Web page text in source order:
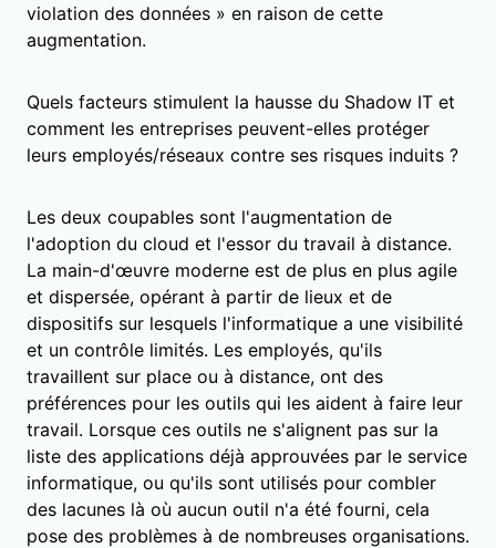
violation des données » en raison de cette
augmentation.
Quels facteurs stimulent la hausse du Shadow IT et
comment les entreprises peuvent-elles protéger
leurs employés/réseaux contre ses risques induits ?
Les deux coupables sont l'augmentation de
l'adoption du cloud et l'essor du travail à distance.
La main-d'œuvre moderne est de plus en plus agile
et dispersée, opérant à partir de lieux et de
dispositifs sur lesquels l'informatique a une visibilité
et un contrôle limités. Les employés, qu'ils
travaillent sur place ou à distance, ont des
préférences pour les outils qui les aident à faire leur
travail. Lorsque ces outils ne s'alignent pas sur la
liste des applications déjà approuvées par le service
informatique, ou qu'ils sont utilisés pour combler
des lacunes là où aucun outil n'a été fourni, cela
pose des problèmes à de nombreuses organisations.